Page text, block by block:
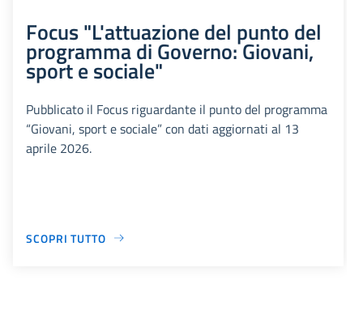
Focus "L'attuazione del punto del
programma di Governo: Giovani,
sport e sociale"
Pubblicato il Focus riguardante il punto del programma
“Giovani, sport e sociale” con dati aggiornati al 13
aprile 2026.
SCOPRI TUTTO